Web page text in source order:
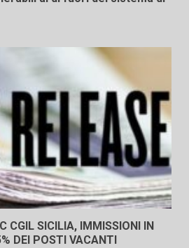
CGIL SICILIA, IMMISSIONI IN
DEI POSTI VACANTI